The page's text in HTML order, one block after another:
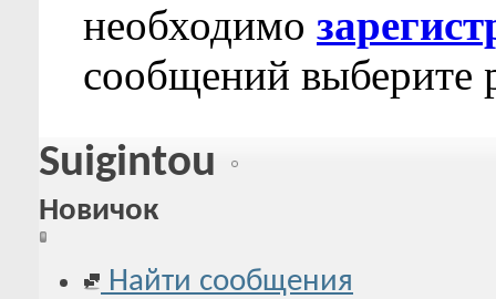
необходимо
сообщений выберите
Suigintou
Новичок
Найти сообщения